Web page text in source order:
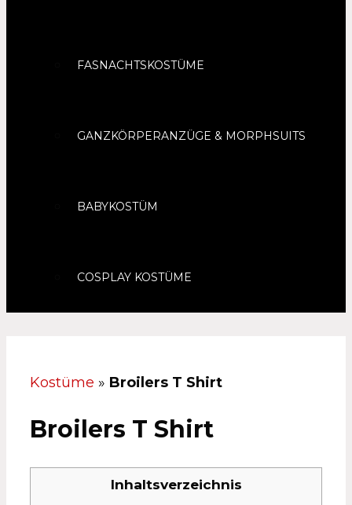
FASNACHTSKOSTÜME
GANZKÖRPERANZÜGE & MORPHSUITS
BABYKOSTÜM
COSPLAY KOSTÜME
Kostüme » Broilers T Shirt
Broilers T Shirt
Inhaltsverzeichnis